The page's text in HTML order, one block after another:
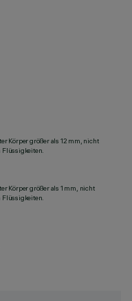
Körper größer als 12 mm, nicht
Flüssigkeiten.
Körper größer als 1 mm, nicht
Flüssigkeiten.